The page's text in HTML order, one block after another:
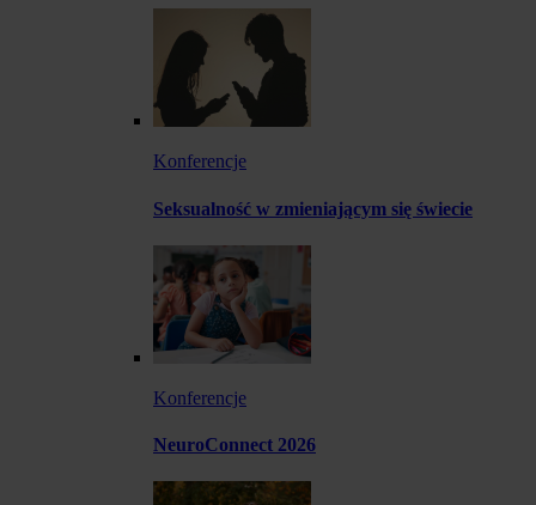
Konferencje
Seksualność w zmieniającym się świecie
Konferencje
NeuroConnect 2026